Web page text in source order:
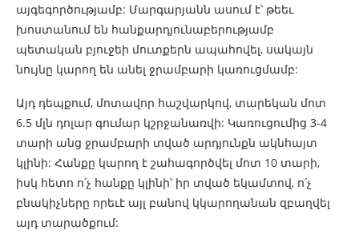
այգեգործությամբ: Մարգարյանն ասում է՝ թեեւ
խոստանում են հանքարդյունաբերությամբ
պետական բյուջեի մուտքերն ապահովել, սակայն
նույնը կարող են անել ջրամբարի կառուցմամբ:
Այդ դեպքում, մոտավոր հաշվարկով, տարեկան մոտ
6.5 մլն դոլար գումար կշրջանառվի: Կառուցումից 3-4
տարի անց ջրամբարի տված արդյունքն ակնհայտ
կլինի: Հանքը կարող է շահագործվել մոտ 10 տարի,
իսկ հետո ո՛չ հանքը կլինի՝ իր տված եկամտով, ո՛չ
բնակիչները որեւէ այլ բանով կկարողանան զբաղվել
այդ տարածքում: